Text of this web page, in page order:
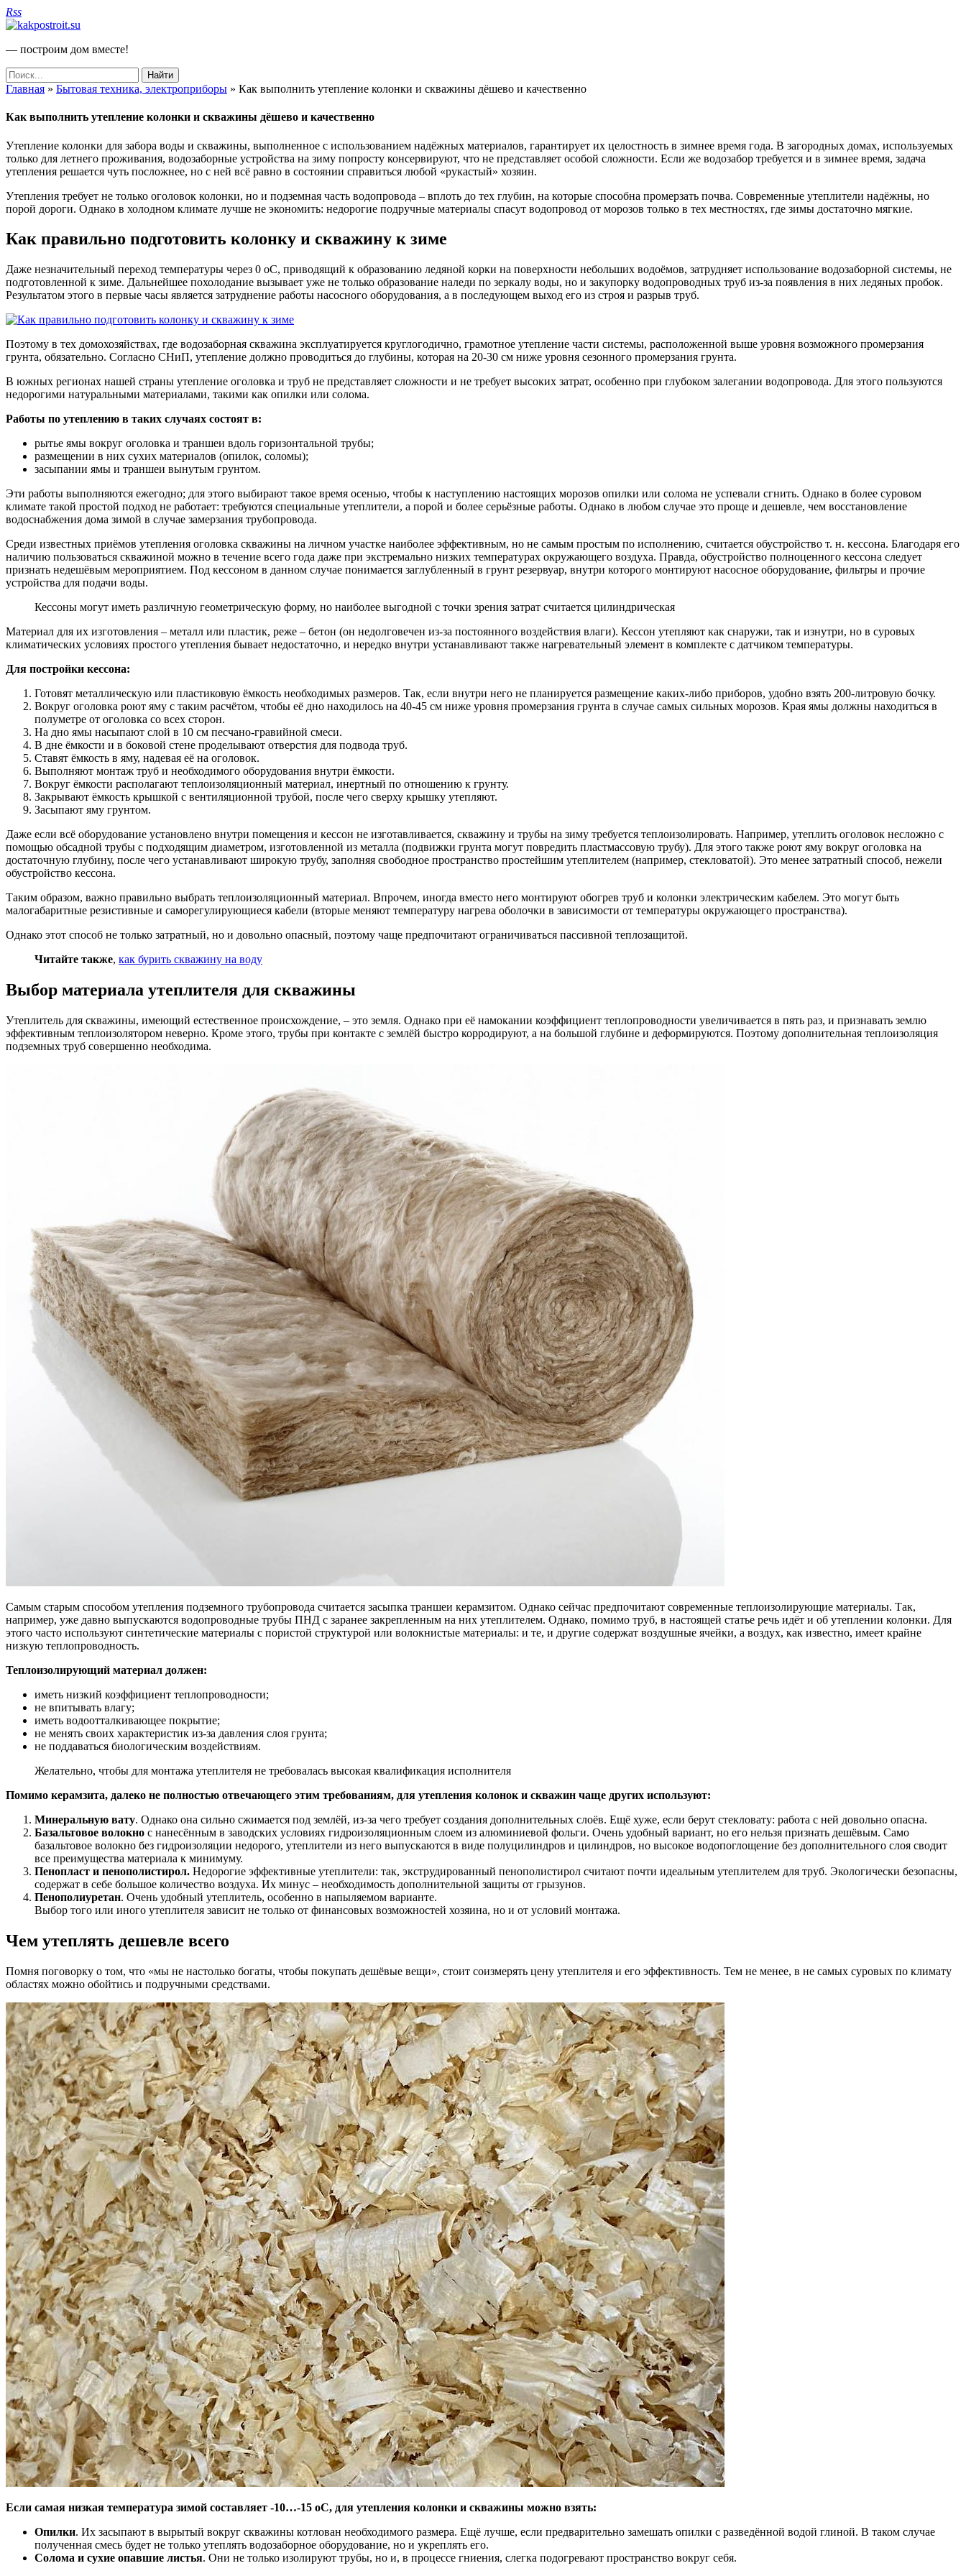
Rss
— построим дом вместе!
Главная » Бытовая техника, электроприборы » Как выполнить утепление колонки и скважины дёшево и качественно
Как выполнить утепление колонки и скважины дёшево и качественно
Утепление колонки для забора воды и скважины, выполненное с использованием надёжных материалов, гарантирует их целостность в зимнее время года. В загородных домах, используемых
только для летнего проживания, водозаборные устройства на зиму попросту консервируют, что не представляет особой сложности. Если же водозабор требуется и в зимнее время, задача
утепления решается чуть посложнее, но с ней всё равно в состоянии справиться любой «рукастый» хозяин.
Утепления требует не только оголовок колонки, но и подземная часть водопровода – вплоть до тех глубин, на которые способна промерзать почва. Современные утеплители надёжны, но
порой дороги. Однако в холодном климате лучше не экономить: недорогие подручные материалы спасут водопровод от морозов только в тех местностях, где зимы достаточно мягкие.
Как правильно подготовить колонку и скважину к зиме
Даже незначительный переход температуры через 0 оС, приводящий к образованию ледяной корки на поверхности небольших водоёмов, затрудняет использование водозаборной системы, не
подготовленной к зиме. Дальнейшее похолодание вызывает уже не только образование наледи по зеркалу воды, но и закупорку водопроводных труб из-за появления в них ледяных пробок.
Результатом этого в первые часы является затруднение работы насосного оборудования, а в последующем выход его из строя и разрыв труб.
Поэтому в тех домохозяйствах, где водозаборная скважина эксплуатируется круглогодично, грамотное утепление части системы, расположенной выше уровня возможного промерзания
грунта, обязательно. Согласно СНиП, утепление должно проводиться до глубины, которая на 20-30 см ниже уровня сезонного промерзания грунта.
В южных регионах нашей страны утепление оголовка и труб не представляет сложности и не требует высоких затрат, особенно при глубоком залегании водопровода. Для этого пользуются
недорогими натуральными материалами, такими как опилки или солома.
Работы по утеплению в таких случаях состоят в:
рытье ямы вокруг оголовка и траншеи вдоль горизонтальной трубы;
размещении в них сухих материалов (опилок, соломы);
засыпании ямы и траншеи вынутым грунтом.
Эти работы выполняются ежегодно; для этого выбирают такое время осенью, чтобы к наступлению настоящих морозов опилки или солома не успевали сгнить. Однако в более суровом
климате такой простой подход не работает: требуются специальные утеплители, а порой и более серьёзные работы. Однако в любом случае это проще и дешевле, чем восстановление
водоснабжения дома зимой в случае замерзания трубопровода.
Среди известных приёмов утепления оголовка скважины на личном участке наиболее эффективным, но не самым простым по исполнению, считается обустройство т. н. кессона. Благодаря его
наличию пользоваться скважиной можно в течение всего года даже при экстремально низких температурах окружающего воздуха. Правда, обустройство полноценного кессона следует
признать недешёвым мероприятием. Под кессоном в данном случае понимается заглубленный в грунт резервуар, внутри которого монтируют насосное оборудование, фильтры и прочие
устройства для подачи воды.
Кессоны могут иметь различную геометрическую форму, но наиболее выгодной с точки зрения затрат считается цилиндрическая
Материал для их изготовления – металл или пластик, реже – бетон (он недолговечен из-за постоянного воздействия влаги). Кессон утепляют как снаружи, так и изнутри, но в суровых
климатических условиях простого утепления бывает недостаточно, и нередко внутри устанавливают также нагревательный элемент в комплекте с датчиком температуры.
Для постройки кессона:
Готовят металлическую или пластиковую ёмкость необходимых размеров. Так, если внутри него не планируется размещение каких-либо приборов, удобно взять 200-литровую бочку.
Вокруг оголовка роют яму с таким расчётом, чтобы её дно находилось на 40-45 см ниже уровня промерзания грунта в случае самых сильных морозов. Края ямы должны находиться в
полуметре от оголовка со всех сторон.
На дно ямы насыпают слой в 10 см песчано-гравийной смеси.
В дне ёмкости и в боковой стене проделывают отверстия для подвода труб.
Ставят ёмкость в яму, надевая её на оголовок.
Выполняют монтаж труб и необходимого оборудования внутри ёмкости.
Вокруг ёмкости располагают теплоизоляционный материал, инертный по отношению к грунту.
Закрывают ёмкость крышкой с вентиляционной трубой, после чего сверху крышку утепляют.
Засыпают яму грунтом.
Даже если всё оборудование установлено внутри помещения и кессон не изготавливается, скважину и трубы на зиму требуется теплоизолировать. Например, утеплить оголовок несложно с
помощью обсадной трубы с подходящим диаметром, изготовленной из металла (подвижки грунта могут повредить пластмассовую трубу). Для этого также роют яму вокруг оголовка на
достаточную глубину, после чего устанавливают широкую трубу, заполняя свободное пространство простейшим утеплителем (например, стекловатой). Это менее затратный способ, нежели
обустройство кессона.
Таким образом, важно правильно выбрать теплоизоляционный материал. Впрочем, иногда вместо него монтируют обогрев труб и колонки электрическим кабелем. Это могут быть
малогабаритные резистивные и саморегулирующиеся кабели (вторые меняют температуру нагрева оболочки в зависимости от температуры окружающего пространства).
Однако этот способ не только затратный, но и довольно опасный, поэтому чаще предпочитают ограничиваться пассивной теплозащитой.
Читайте также, как бурить скважину на воду
Выбор материала утеплителя для скважины
Утеплитель для скважины, имеющий естественное происхождение, – это земля. Однако при её намокании коэффициент теплопроводности увеличивается в пять раз, и признавать землю
эффективным теплоизолятором неверно. Кроме этого, трубы при контакте с землёй быстро корродируют, а на большой глубине и деформируются. Поэтому дополнительная теплоизоляция
подземных труб совершенно необходима.
Самым старым способом утепления подземного трубопровода считается засыпка траншеи керамзитом. Однако сейчас предпочитают современные теплоизолирующие материалы. Так,
например, уже давно выпускаются водопроводные трубы ПНД с заранее закрепленным на них утеплителем. Однако, помимо труб, в настоящей статье речь идёт и об утеплении колонки. Для
этого часто используют синтетические материалы с пористой структурой или волокнистые материалы: и те, и другие содержат воздушные ячейки, а воздух, как известно, имеет крайне
низкую теплопроводность.
Теплоизолирующий материал должен:
иметь низкий коэффициент теплопроводности;
не впитывать влагу;
иметь водоотталкивающее покрытие;
не менять своих характеристик из-за давления слоя грунта;
не поддаваться биологическим воздействиям.
Желательно, чтобы для монтажа утеплителя не требовалась высокая квалификация исполнителя
Помимо керамзита, далеко не полностью отвечающего этим требованиям, для утепления колонок и скважин чаще других используют:
Минеральную вату. Однако она сильно сжимается под землёй, из-за чего требует создания дополнительных слоёв. Ещё хуже, если берут стекловату: работа с ней довольно опасна.
Базальтовое волокно с нанесённым в заводских условиях гидроизоляционным слоем из алюминиевой фольги. Очень удобный вариант, но его нельзя признать дешёвым. Само
базальтовое волокно без гидроизоляции недорого, утеплители из него выпускаются в виде полуцилиндров и цилиндров, но высокое водопоглощение без дополнительного слоя сводит
все преимущества материала к минимуму.
Пенопласт и пенополистирол. Недорогие эффективные утеплители: так, экструдированный пенополистирол считают почти идеальным утеплителем для труб. Экологически безопасны,
содержат в себе большое количество воздуха. Их минус – необходимость дополнительной защиты от грызунов.
Пенополиуретан. Очень удобный утеплитель, особенно в напыляемом варианте.
Выбор того или иного утеплителя зависит не только от финансовых возможностей хозяина, но и от условий монтажа.
Чем утеплять дешевле всего
Помня поговорку о том, что «мы не настолько богаты, чтобы покупать дешёвые вещи», стоит соизмерять цену утеплителя и его эффективность. Тем не менее, в не самых суровых по климату
областях можно обойтись и подручными средствами.
Если самая низкая температура зимой составляет -10…-15 оС, для утепления колонки и скважины можно взять:
Опилки. Их засыпают в вырытый вокруг скважины котлован необходимого размера. Ещё лучше, если предварительно замешать опилки с разведённой водой глиной. В таком случае
полученная смесь будет не только утеплять водозаборное оборудование, но и укреплять его.
Солома и сухие опавшие листья. Они не только изолируют трубы, но и, в процессе гниения, слегка подогревают пространство вокруг себя.